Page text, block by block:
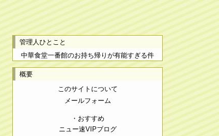
管理人ひとこと
中華食堂一番館のお持ち帰りが有能すぎる件
概要
このサイトについて
メールフォーム
・おすすめ
ニュー速VIPブログ